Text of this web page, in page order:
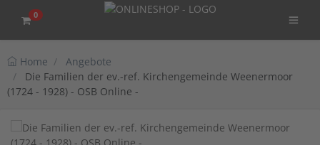
0
Home
Angebote
Die Familien der ev.-ref. Kirchengemeinde Weenermoor
(1724 - 1928) - OSB Online -